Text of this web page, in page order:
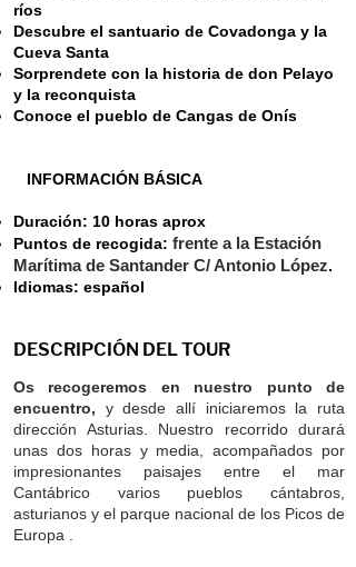
ríos
Descubre el santuario de Covadonga y la
Cueva Santa
Sorprendete con la historia de don Pelayo
y la reconquista
Conoce el pueblo de Cangas de Onís
INFORMACIÓN BÁSICA
Duración: 10 horas aprox
Puntos de recogida: frente a la Estación
Marítima de Santander C/ Antonio López.
Idiomas: español
DESCRIPCIÓN DEL TOUR
Os recogeremos en nuestro punto de
encuentro, y desde allí iniciaremos la ruta
dirección Asturias. Nuestro recorrido durará
unas dos horas y media, acompañados por
impresionantes paisajes entre el mar
Cantábrico varios pueblos cántabros,
asturianos y el parque nacional de los Picos de
Europa .